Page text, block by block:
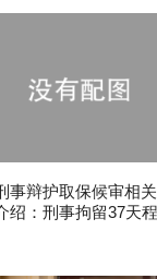
事辩护取保候审相
绍：刑事拘留37天